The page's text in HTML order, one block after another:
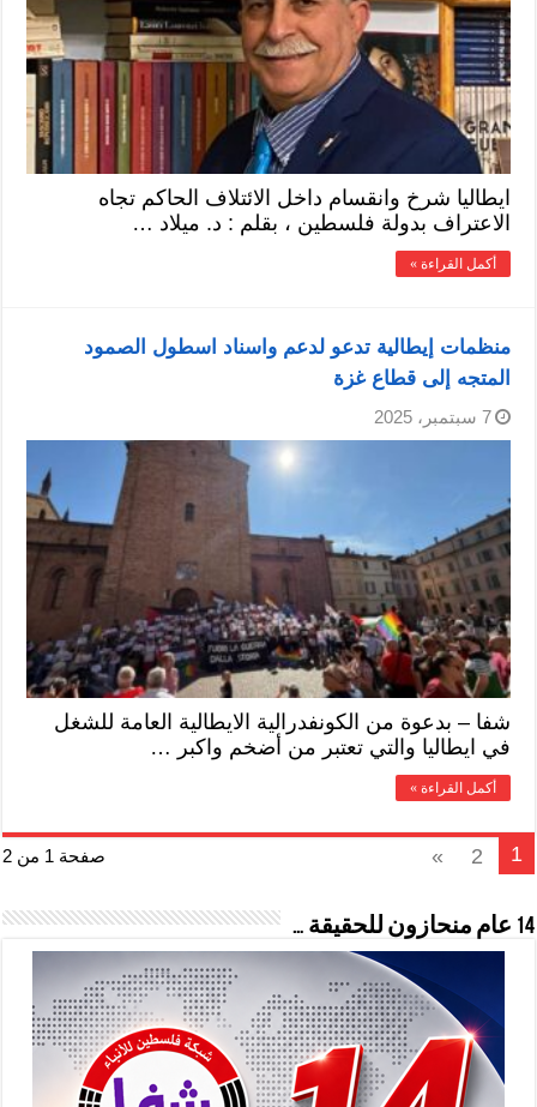
ايطاليا شرخ وانقسام داخل الائتلاف الحاكم تجاه
الاعتراف بدولة فلسطين ، بقلم : د. ميلاد …
أكمل القراءة »
منظمات إيطالية تدعو لدعم واسناد اسطول الصمود
المتجه إلى قطاع غزة
7 سبتمبر، 2025
شفا – بدعوة من الكونفدرالية الايطالية العامة للشغل
في ايطاليا والتي تعتبر من أضخم واكبر …
أكمل القراءة »
صفحة 1 من 2 1
2
»
14 عام منحازون للحقيقة …